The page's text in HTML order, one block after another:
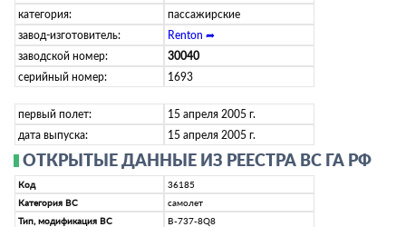
ЗАРЕГИСТРИРОВАТЬСЯ
категория:
пассажирские
завод-изготовитель:
Renton ➦
заводской номер:
30040
серийный номер:
1693
первый полет:
15 апреля 2005 г.
дата выпуска:
15 апреля 2005 г.
ОТКРЫТЫЕ ДАННЫЕ ИЗ РЕЕСТРА ВС ГА РФ
Код
36185
Категория ВС
самолет
Тип, модификация ВС
B-737-8Q8